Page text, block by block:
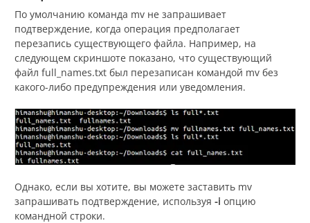
По умолчанию команда mv не запрашивает
подтверждение, когда операция предполагает
перезапись существующего файла. Например, на
следующем скриншоте показано, что существующий
файл full_names.txt был перезаписан командой mv без
какого-либо предупреждения или уведомления.
Однако, если вы хотите, вы можете заставить mv
запрашивать подтверждение, используя -i опцию
командной строки.